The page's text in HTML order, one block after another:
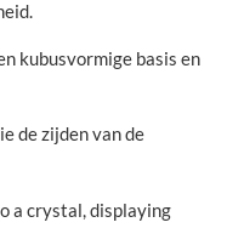
kubusvormige basis en
de zijden van de
a crystal, displaying